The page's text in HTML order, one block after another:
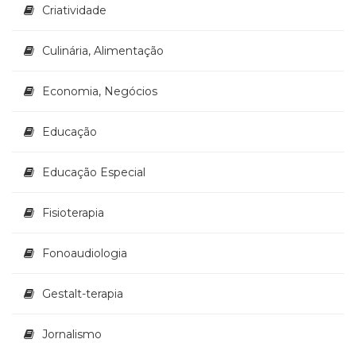
Televisão
Temas
africanos
Terapia
(21)
e
Turismo
Vida
(32)
Criatividade
Culinária, Alimentação
Economia, Negócios
Educação
Educação Especial
Fisioterapia
Fonoaudiologia
Gestalt-terapia
Jornalismo